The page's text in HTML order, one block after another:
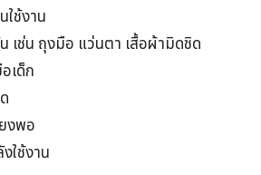
ช้งาน
ช่น ถุงมือ แว่นตา เสื้อผ้ามิดชิด
เด็ก
งพอ
ใช้งาน